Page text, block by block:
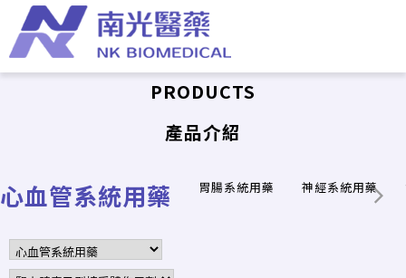
PRODUCTS
產品介紹
心血管系統用藥 胃腸系統用藥 神經系統用藥